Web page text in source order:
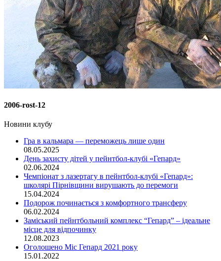
2006-rost-12
Новини клубу
Гра в кальмара — переможець лише один
08.05.2025
День захисту дітей у пейнтбол-клубі «Гепард»
02.06.2024
Чемпіонат з лазертагу в пейнтбол-клубі «Гепард»:
школярі Пірнівщини вирушають до перемоги
15.04.2024
Подорож починається з комфортного трансферу
06.02.2024
Заміський пейнтбольний комплекс “Гепард” – ідеальне
місце для відпочинку
12.08.2023
Оголошено Міс Гепард 2021 року
15.01.2022